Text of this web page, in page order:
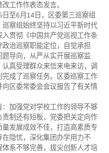
工作作表态发言。
至6月14日，区委第三巡察组
察组始终坚持以习近平新时代
贯彻《中国共产党巡视工作条
政治巡察职能定位，自觉承担
题导向，从严从实开展巡察监
真受理群众来信来电来访，调
成了巡察任务。区委巡察工作
区委常委会会议报告了有关情
加强党对学校工作的领导不够
制还有短板，党委把关定向作
发展成效不佳，打造高素质专
隐忧，深化集团办学用力不
系不够完善，拔尖创新人才培